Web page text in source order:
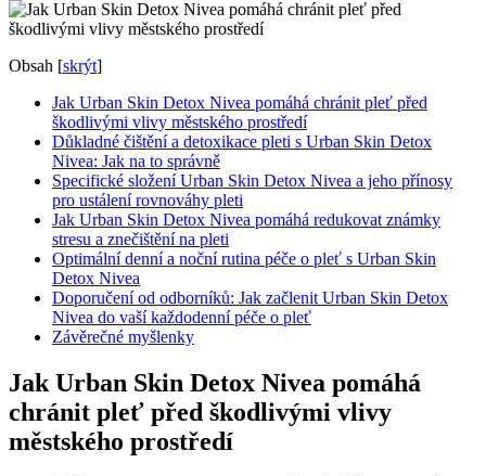
Obsah [skrýt]
Jak Urban Skin Detox Nivea pomáhá chránit pleť před
škodlivými vlivy městského prostředí
Důkladné čištění a detoxikace pleti s Urban Skin Detox
Nivea: Jak na to správně
Specifické složení Urban Skin Detox Nivea a jeho přínosy
pro ustálení rovnováhy pleti
Jak Urban Skin Detox Nivea pomáhá redukovat známky
stresu a znečištění na pleti
Optimální denní a noční rutina péče o pleť s Urban Skin
Detox Nivea
Doporučení od odborníků: Jak začlenit Urban Skin Detox
Nivea do vaší každodenní péče o pleť
Závěrečné myšlenky
Jak Urban Skin Detox Nivea pomáhá
chránit pleť před škodlivými vlivy
městského prostředí